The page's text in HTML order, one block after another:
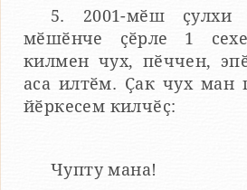
5. 2001-мӗш ҫулхи
мӗшӗнче ҫӗрле 1
килмен чух, пӗччен,
аса илтӗм. Ҫак чух ман
йӗркесем килчӗҫ:
Чупту мана!